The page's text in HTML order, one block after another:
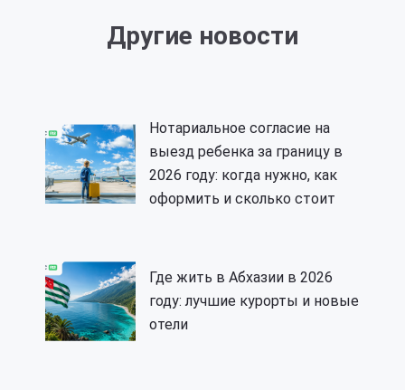
Другие новости
Нотариальное согласие на
выезд ребенка за границу в
2026 году: когда нужно, как
оформить и сколько стоит
Где жить в Абхазии в 2026
году: лучшие курорты и новые
отели